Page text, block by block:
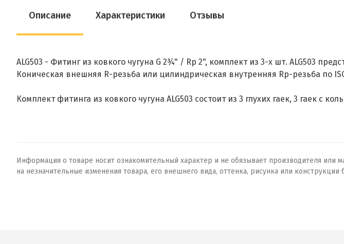
Описание Характеристики Отзывы
ALG503 - Фитинг из ковкого чугуна G 2¾" / Rp 2", комплект из 3-х шт. ALG503
Коническая внешняя R-резьба или цилиндрическая внутренняя Rp-резьба по
Комплект фитинга из ковкого чугуна ALG503 состоит из 3 глухих гаек, 3 гаек с
Информация о товаре носит ознакомительный характер и не обязывает производителя или
на незначительные изменения товара, его внешнего вида, оттенка, рисунка или